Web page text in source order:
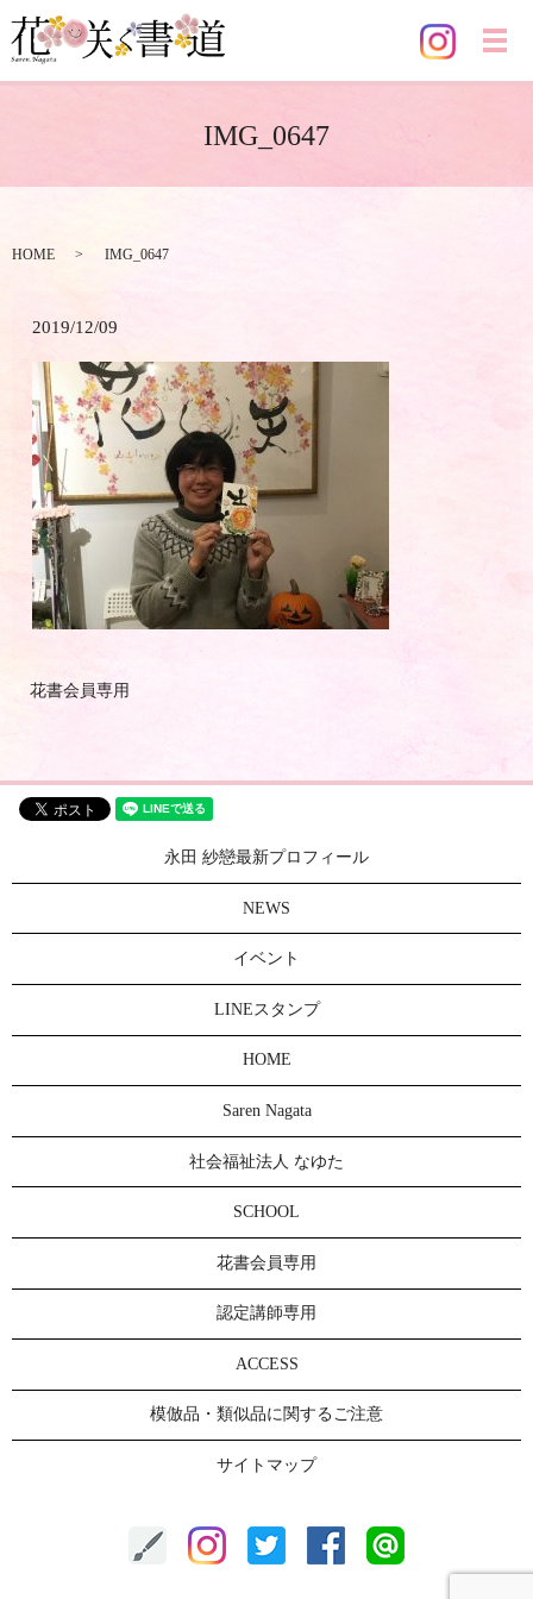
メ
IMG_0647
HOME IMG_0647
2019/12/09
花書会員専用
永田 紗戀最新プロフィール
NEWS
イベント
LINEスタンプ
HOME
Saren Nagata
社会福祉法人 なゆた
SCHOOL
花書会員専用
認定講師専用
ACCESS
模倣品・類似品に関するご注意
サイトマップ